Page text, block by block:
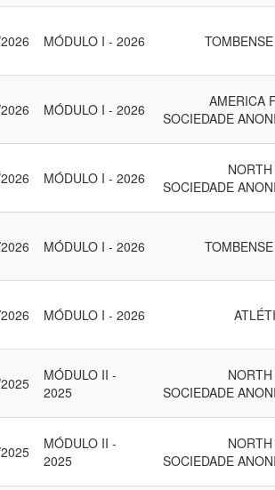
MÓDULO I - 2026
MÓDULO I - 2026
AMERICA
SOCIEDADE
MÓDULO I - 2026
SOCIEDADE
MÓDULO I - 2026
MÓDULO I - 2026
MÓDULO II -
2025
SOCIEDADE
MÓDULO II -
2025
SOCIEDADE